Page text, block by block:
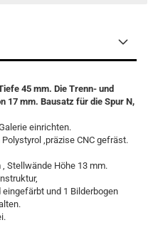
45 mm. Die Trenn- und
17 mm. Bausatz für die Spur N,
einrichten.
,präzise CNC gefräst.
Stellwände Höhe 13 mm.
und 1 Bilderbogen